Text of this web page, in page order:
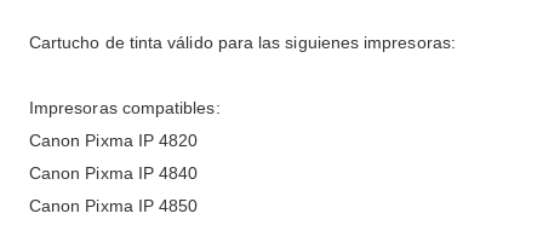
Cartucho de tinta válido para las siguienes impresoras:
Impresoras compatibles:
Canon Pixma IP 4820
Canon Pixma IP 4840
Canon Pixma IP 4850